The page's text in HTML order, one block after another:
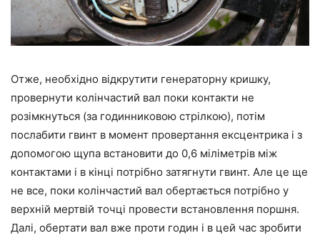
Отже, необхідно відкрутити генераторну кришку,
провернути колінчастий вал поки контакти не
розімкнуться (за годинниковою стрілкою), потім
послабити гвинт в момент провертання ексцентрика і з
допомогою щупа встановити до 0,6 міліметрів між
контактами і в кінці потрібно затягнути гвинт. Але це ще
не все, поки колінчастий вал обертається потрібно у
верхній мертвій точці провести встановлення поршня.
Далі, обертати вал вже проти годин і в цей час зробити